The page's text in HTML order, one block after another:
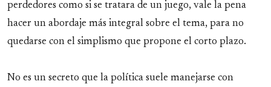
perdedores como si se tratara de un juego, vale la pena
hacer un abordaje más integral sobre el tema, para no
quedarse con el simplismo que propone el corto plazo.
No es un secreto que la política suele manejarse con